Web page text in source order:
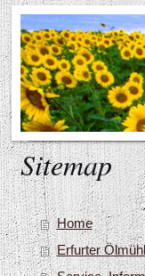
Sitemap
Home
Erfurter